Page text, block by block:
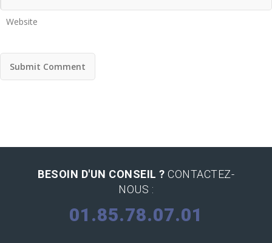
Website
BESOIN D'UN CONSEIL ? CONTACTEZ-
NOUS :
01.85.78.07.01